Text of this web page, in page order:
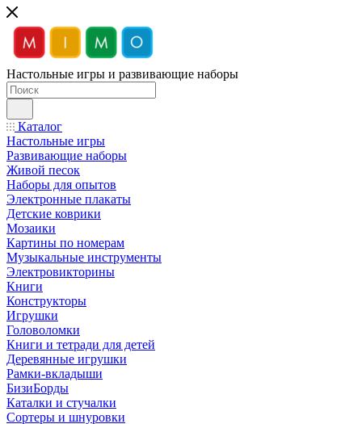
Настольные игры и развивающие наборы
Каталог
Настольные игры
Развивающие наборы
Живой песок
Наборы для опытов
Электронные плакаты
Детские коврики
Мозаики
Картины по номерам
Музыкальные инструменты
Электровикторины
Книги
Конструкторы
Игрушки
Головоломки
Книги и тетради для детей
Деревянные игрушки
Рамки-вкладыши
БизиБорды
Каталки и стучалки
Сортеры и шнуровки